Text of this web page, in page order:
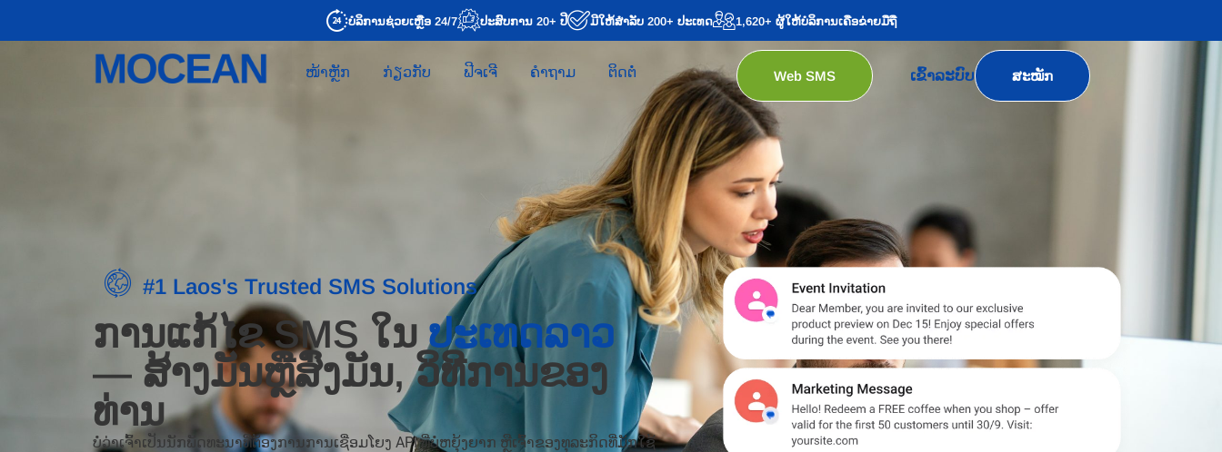
ບໍລິການຊ່ວຍເຫຼືອ 24/7 ປະສົບການ 20+ ປີ ມີໃຫ້ສໍາລັບ 200+ ປະເທດ 1,620+ ຜູ້ໃຫ້ບໍລິການເຄືອຂ່າຍມືຖື
ໜ້າຫຼັກ ກ່ຽວກັບ ຟີຈເຈີ ຄຳຖາມ ຕິດຕໍ່ Web SMS ເຂົ້າລະບົບ ສະໝັກ
#1 Laos's Trusted SMS Solutions
ການແກ້ໄຂ SMS ໃນ ປະເທດລາວ
— ສ້າງ​ມັນ​ຫຼື​ສົ່ງ​ມັນ​, ວິ​ທີ​ການ​ຂອງ​
ທ່ານ​
ບໍ່ວ່າເຈົ້າເປັນນັກພັດທະນາທີ່ຕ້ອງການການເຊື່ອມໂຍງ API ທີ່ບໍ່ຫຍຸ້ງຍາກ ຫຼືເຈົ້າຂອງທຸລະກິດທີ່ມັກໃຊ້